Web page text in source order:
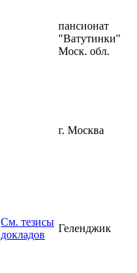
пансионат
"Ватутинки"
Моск. обл.
г. Москва
См. тезисы
докладов
Геленджик